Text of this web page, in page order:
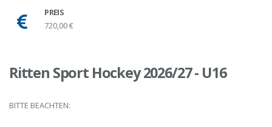
PREIS
720,00 €
Ritten Sport Hockey 2026/27 - U16
BITTE BEACHTEN: